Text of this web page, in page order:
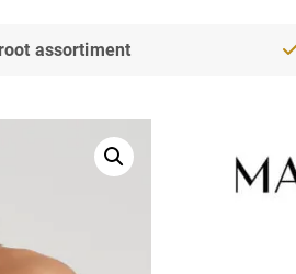
assortiment